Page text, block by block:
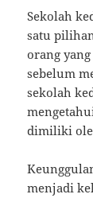
Sekolah
satu
orang
sebelum
sekolah
dimiliki
menjadi